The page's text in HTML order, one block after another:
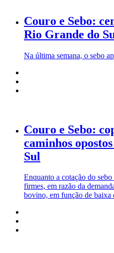
Couro e Sebo:
Rio Grande do
Na última semana, o sebo
Couro e Sebo:
caminhos
Sul
Enquanto a cotação do
firmes, em razão da
bovino, em função de baixa